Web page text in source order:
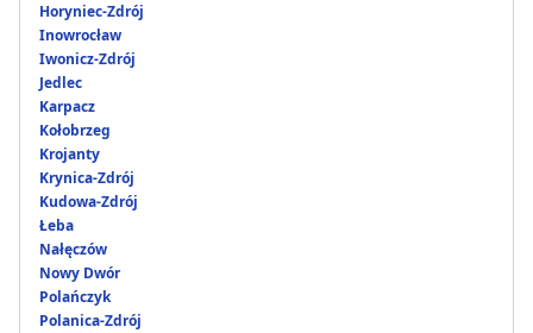
Horyniec-Zdrój
Inowrocław
Iwonicz-Zdrój
Jedlec
Karpacz
Kołobrzeg
Krojanty
Krynica-Zdrój
Kudowa-Zdrój
Łeba
Nałęczów
Nowy Dwór
Polańczyk
Polanica-Zdrój